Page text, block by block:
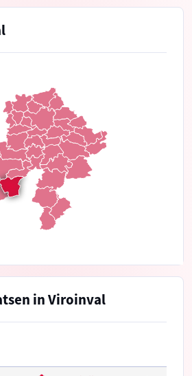
in Viroinval